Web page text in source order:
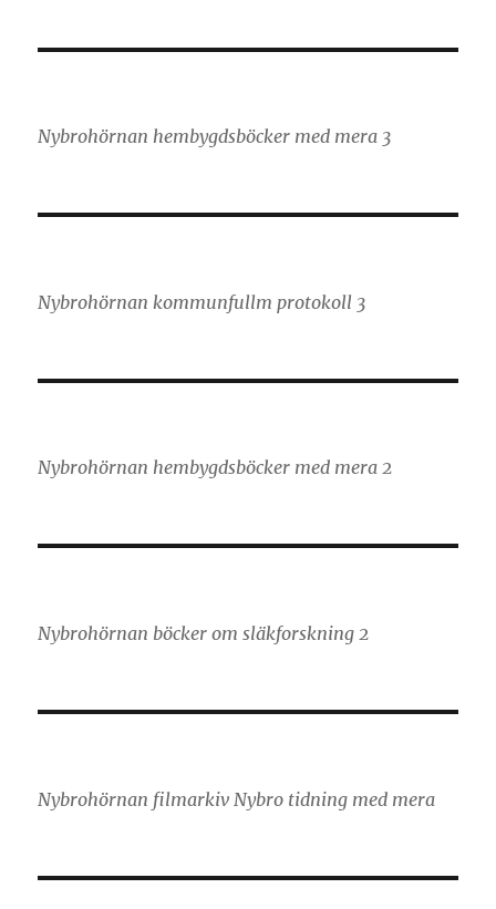
Nybrohörnan hembygdsböcker med mera 3
Nybrohörnan kommunfullm protokoll 3
Nybrohörnan hembygdsböcker med mera 2
Nybrohörnan böcker om släkforskning 2
Nybrohörnan filmarkiv Nybro tidning med mera